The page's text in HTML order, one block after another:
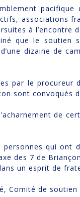
associations
à l’encontre
que le soutien
dizaine de
par le procureur
sont convoqués
de
personnes qui ont
des 7 de
un esprit de
Comité de